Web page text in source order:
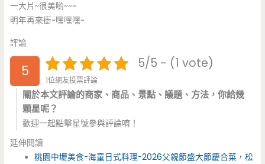
一大片~很美喲~~~
明年再來衝~嘿嘿嘿~
評論
5 5/5 - (1 vote)
1位網友投票評論
關於本文評論的商家、商品、景點、議題、方法，你給幾
顆星呢？
歡迎一起點擊星號參與評論唷！
延伸閱讀
桃園中壢美食-海童日式料理-2026父親節盛大節慶合菜，松